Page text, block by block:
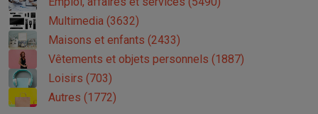
Multimedia (3632)
Maisons et enfants (2433)
Vêtements et objets personnels (1887)
Loisirs (703)
Autres (1772)